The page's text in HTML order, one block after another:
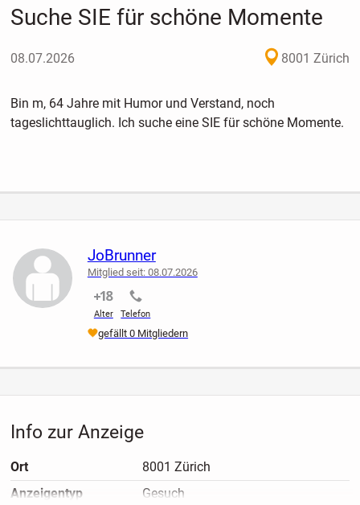
Suche SIE für schöne Momente
08.07.2026 8001 Zürich
Bin m, 64 Jahre mit Humor und Verstand, noch
tageslichttauglich. Ich suche eine SIE für schöne Momente.
JoBrunner
Mitglied seit: 08.07.2026
Alter
nicht verifiziert
Telefon
nicht verifiziert
gefällt 0 Mitgliedern
Info zur Anzeige
Ort
8001 Zürich
Anzeigen­typ
Gesuch